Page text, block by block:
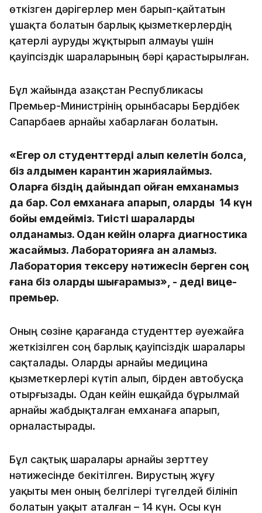
өткізген дәрігерлер мен барып-қайтатын
ұшақта болатын барлық қызметкерлердің
қатерлі ауруды жұқтырып алмауы үшін
қауіпсіздік шараларының бәрі қарастырылған.
Бұл жайында Қазақстан Республикасы
Премьер-Министрінің орынбасары Бердібек
Сапарбаев арнайы хабарлаған болатын.
«Егер ол студенттерді алып келетін болсақ,
біз алдымен карантин жариялаймыз.
Оларға біздің дайындап қойған емханамыз
да бар. Сол емханаға апарып, оларды 14 күн
бойы емдейміз. Тиісті шараларды
қолданамыз. Одан кейін оларға диагностика
жасаймыз. Лабораторияға қан аламыз.
Лаборатория тексеру нәтижесін берген соң
ғана біз оларды шығарамыз», - деді вице-
премьер.
Оның сөзіне қарағанда студенттер әуежайға
жеткізілген соң барлық қауіпсіздік шаралары
сақталады. Оларды арнайы медицина
қызметкерлері күтіп алып, бірден автобусқа
отырғызады. Одан кейін ешқайда бұрылмай
арнайы жабдықталған емханаға апарып,
орналастырады.
Бұл сақтық шаралары арнайы зерттеу
нәтижесінде бекітілген. Вирустың жұғу
уақыты мен оның белгілері түгелдей білініп
болатын уақыт аталған – 14 күн. Осы күн